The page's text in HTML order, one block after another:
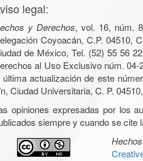
legal:
y Derechos, vol. 16, núm.
Coyoacán, C.P. 04510,
de México, Tel. (52) 55 56
al Uso Exclusivo núm. 04-
última actualización de este
Ciudad Universitaria, C. P.
opiniones expresadas por los
siempre y cuando se cite